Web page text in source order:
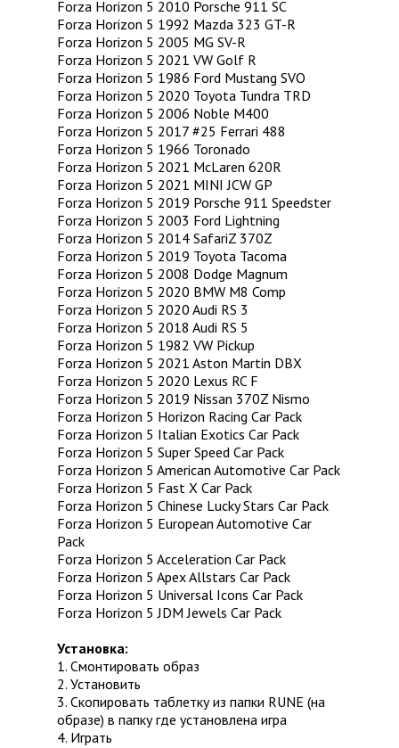
Forza Horizon 5 2010 Porsche 911 SC
Forza Horizon 5 1992 Mazda 323 GT-R
Forza Horizon 5 2005 MG SV-R
Forza Horizon 5 2021 VW Golf R
Forza Horizon 5 1986 Ford Mustang SVO
Forza Horizon 5 2020 Toyota Tundra TRD
Forza Horizon 5 2006 Noble M400
Forza Horizon 5 2017 #25 Ferrari 488
Forza Horizon 5 1966 Toronado
Forza Horizon 5 2021 McLaren 620R
Forza Horizon 5 2021 MINI JCW GP
Forza Horizon 5 2019 Porsche 911 Speedster
Forza Horizon 5 2003 Ford Lightning
Forza Horizon 5 2014 SafariZ 370Z
Forza Horizon 5 2019 Toyota Tacoma
Forza Horizon 5 2008 Dodge Magnum
Forza Horizon 5 2020 BMW M8 Comp
Forza Horizon 5 2020 Audi RS 3
Forza Horizon 5 2018 Audi RS 5
Forza Horizon 5 1982 VW Pickup
Forza Horizon 5 2021 Aston Martin DBX
Forza Horizon 5 2020 Lexus RC F
Forza Horizon 5 2019 Nissan 370Z Nismo
Forza Horizon 5 Horizon Racing Car Pack
Forza Horizon 5 Italian Exotics Car Pack
Forza Horizon 5 Super Speed Car Pack
Forza Horizon 5 American Automotive Car Pack
Forza Horizon 5 Fast X Car Pack
Forza Horizon 5 Chinese Lucky Stars Car Pack
Forza Horizon 5 European Automotive Car
Pack
Forza Horizon 5 Acceleration Car Pack
Forza Horizon 5 Apex Allstars Car Pack
Forza Horizon 5 Universal Icons Car Pack
Forza Horizon 5 JDM Jewels Car Pack
Установка:
1. Смонтировать образ
2. Установить
3. Скопировать таблетку из папки RUNE (на
образе) в папку где установлена игра
4. Играть